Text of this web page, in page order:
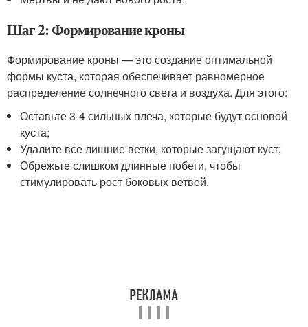
Шаг 2: Формирование кроны
Формирование кроны — это создание оптимальной
формы куста, которая обеспечивает равномерное
распределение солнечного света и воздуха. Для этого:
Оставьте 3-4 сильных плеча, которые будут основой
куста;
Удалите все лишние ветки, которые загущают куст;
Обрежьте слишком длинные побеги, чтобы
стимулировать рост боковых ветвей.